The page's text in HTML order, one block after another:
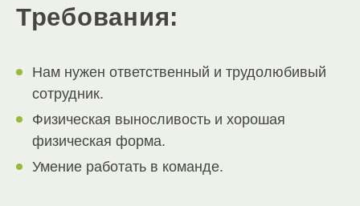
Требования:
Нам нужен ответственный и трудолюбивый
сотрудник.
Физическая выносливость и хорошая
физическая форма.
Умение работать в команде.